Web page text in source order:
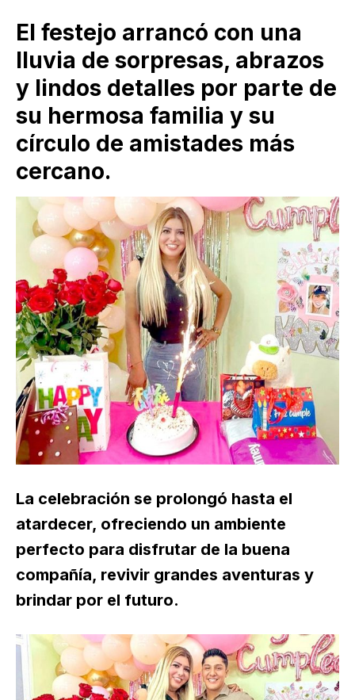
El festejo arrancó con una
lluvia de sorpresas, abrazos
y lindos detalles por parte de
su hermosa familia y su
círculo de amistades más
cercano.
La celebración se prolongó hasta el
atardecer, ofreciendo un ambiente
perfecto para disfrutar de la buena
compañía, revivir grandes aventuras y
brindar por el futuro.